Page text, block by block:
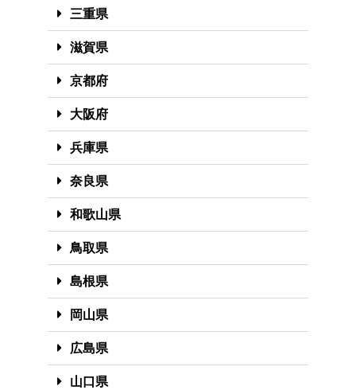
三重県
滋賀県
京都府
大阪府
兵庫県
奈良県
和歌山県
鳥取県
島根県
岡山県
広島県
山口県